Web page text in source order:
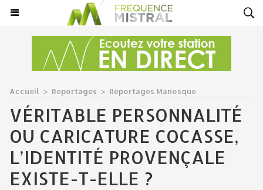
Accueil > Reportages > Reportages Manosque
VÉRITABLE PERSONNALITÉ
OU CARICATURE COCASSE,
L’IDENTITÉ PROVENÇALE
EXISTE-T-ELLE ?